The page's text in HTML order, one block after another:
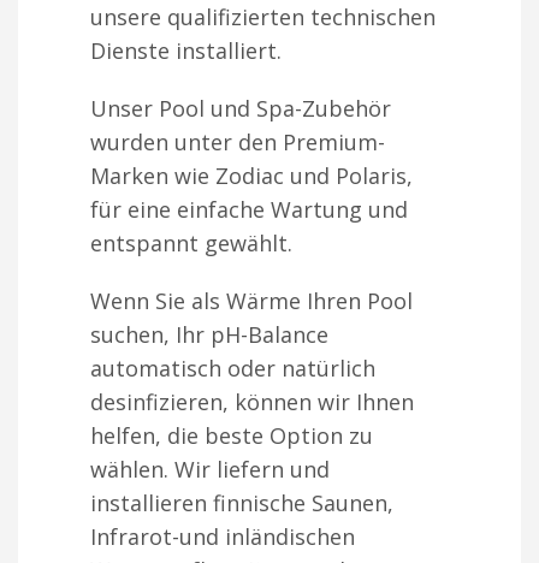
unsere qualifizierten technischen
Dienste installiert.
Unser Pool und Spa-Zubehör
wurden unter den Premium-
Marken wie Zodiac und Polaris,
für eine einfache Wartung und
entspannt gewählt.
Wenn Sie als Wärme Ihren Pool
suchen, Ihr pH-Balance
automatisch oder natürlich
desinfizieren, können wir Ihnen
helfen, die beste Option zu
wählen. Wir liefern und
installieren finnische Saunen,
Infrarot-und inländischen